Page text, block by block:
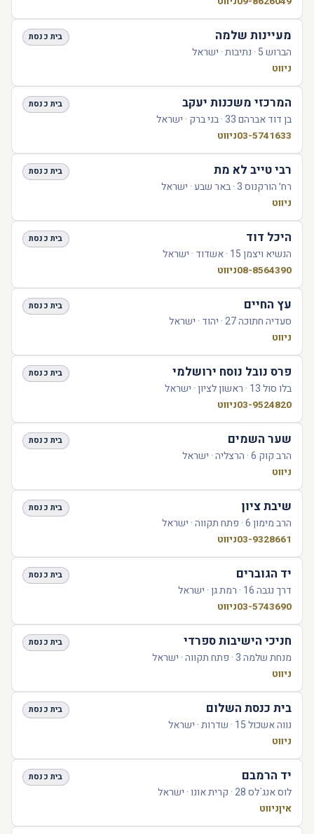
מעיינות שלמה בית כנסת
הברוש 5 · נתיבות · ישראל
ניווט
המרכזי משכנות יעקב בית כנסת
בן דוד אברהם 33 · בני ברק · ישראל
03-5741633ניווט
רבי טייב לא מת בית כנסת
רח׳ הורקנוס 3 · באר שבע · ישראל
ניווט
היכל דוד בית כנסת
הנשיא ויצמן 15 · אשדוד · ישראל
08-8564390ניווט
עץ החיים בית כנסת
סעדיה חתוכה 27 · יהוד · ישראל
ניווט
פרס נובל נוסח ירושלמי בית כנסת
בלו סול 13 · ראשון לציון · ישראל
03-9524820ניווט
שער השמים בית כנסת
הרב קוק 6 · הרצליה · ישראל
ניווט
שיבת ציון בית כנסת
הרב מימון 6 · פתח תקווה · ישראל
03-9328661ניווט
יד הגוברים בית כנסת
דרך נגבה 16 · רמת גן · ישראל
03-5743690ניווט
חניכי הישיבות ספרדי בית כנסת
מנחת שלמה 3 · פתח תקווה · ישראל
ניווט
בית כנסת השלום בית כנסת
נווה אשכול 15 · שדרות · ישראל
ניווט
יד הרמבם בית כנסת
לוס אנג´לס 28 · קרית אונו · ישראל
איןניווט